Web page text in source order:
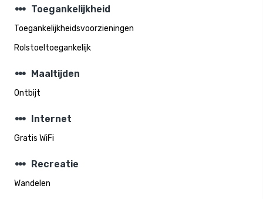
steppers Toegankelijkheid
Toegankelijkheidsvoorzieningen
Rolstoeltoegankelijk
steppers Maaltijden
Ontbijt
steppers Internet
Gratis WiFi
steppers Recreatie
Wandelen